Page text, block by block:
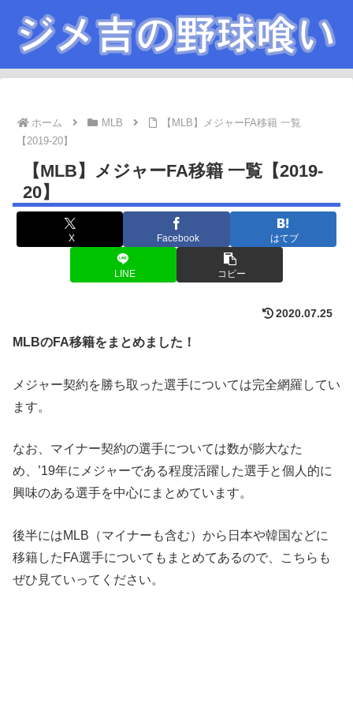
ホーム MLB
【MLB】メジャーFA移籍 一覧
【2019-20】
【MLB】メジャーFA移籍 一覧【2019-
20】
X Facebook はてブ
LINE コピー
2020.07.25
MLBのFA移籍をまとめました！
メジャー契約を勝ち取った選手については完全網羅してい
ます。
なお、マイナー契約の選手については数が膨大なた
め、’19年にメジャーである程度活躍した選手と個人的に
興味のある選手を中心にまとめています。
後半にはMLB（マイナーも含む）から日本や韓国などに
移籍したFA選手についてもまとめてあるので、こちらも
ぜひ見ていってください。